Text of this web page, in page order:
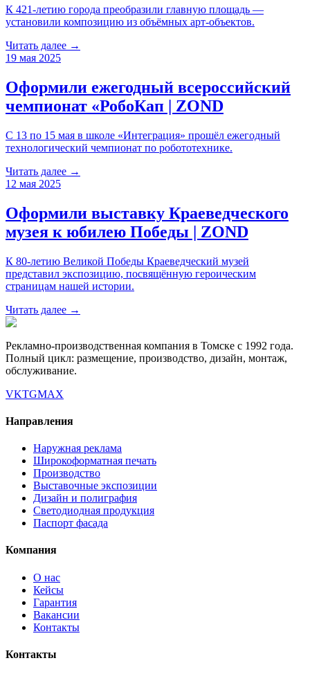
К 421-летию города преобразили главную площадь —
установили композицию из объёмных арт-объектов.
Читать далее →
19 мая 2025
Оформили ежегодный всероссийский
чемпионат «РобоКап | ZOND
С 13 по 15 мая в школе «Интеграция» прошёл ежегодный
технологический чемпионат по робототехнике.
Читать далее →
12 мая 2025
Оформили выставку Краеведческого
музея к юбилею Победы | ZOND
К 80-летию Великой Победы Краеведческий музей
представил экспозицию, посвящённую героическим
страницам нашей истории.
Читать далее →
Рекламно-производственная компания в Томске с 1992 года.
Полный цикл: размещение, производство, дизайн, монтаж,
обслуживание.
VKTGMAX
Направления
Наружная реклама
Широкоформатная печать
Производство
Выставочные экспозиции
Дизайн и полиграфия
Светодиодная продукция
Паспорт фасада
Компания
О нас
Кейсы
Гарантия
Вакансии
Контакты
Контакты